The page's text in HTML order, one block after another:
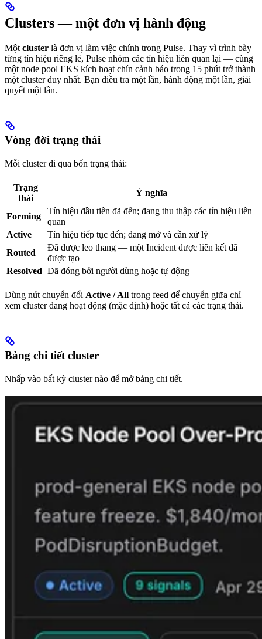
Clusters — một đơn vị hành động
Một cluster là đơn vị làm việc chính trong Pulse. Thay vì trình bày
từng tín hiệu riêng lẻ, Pulse nhóm các tín hiệu liên quan lại — cùng
một node pool EKS kích hoạt chín cảnh báo trong 15 phút trở thành
một cluster duy nhất. Bạn điều tra một lần, hành động một lần, giải
quyết một lần.
Vòng đời trạng thái
Mỗi cluster đi qua bốn trạng thái:
Trạng
thái
Ý nghĩa
Forming
Tín hiệu đầu tiên đã đến; đang thu thập các tín hiệu liên
quan
Active
Tín hiệu tiếp tục đến; đang mở và cần xử lý
Routed
Đã được leo thang — một Incident được liên kết đã
được tạo
Resolved Đã đóng bởi người dùng hoặc tự động
Dùng nút chuyển đổi Active / All trong feed để chuyển giữa chỉ
xem cluster đang hoạt động (mặc định) hoặc tất cả các trạng thái.
Bảng chi tiết cluster
Nhấp vào bất kỳ cluster nào để mở bảng chi tiết.